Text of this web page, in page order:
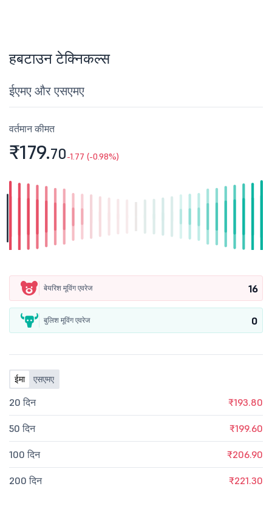
हबटाउन टेक्निकल्स
ईएमए और एसएमए
वर्तमान कीमत
₹179.70-1.77 (-0.98%)
बेयरिश मूविंग एवरेज 16
बुलिश मूविंग एवरेज 0
ईमा एसएमए
20 दिन ₹193.80
50 दिन ₹199.60
100 दिन ₹206.90
200 दिन ₹221.30